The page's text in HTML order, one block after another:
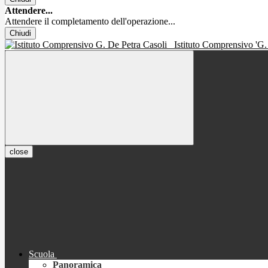
Attendere...
Attendere il completamento dell'operazione...
Chiudi
Istituto Comprensivo
close
Scuola
Panoramica